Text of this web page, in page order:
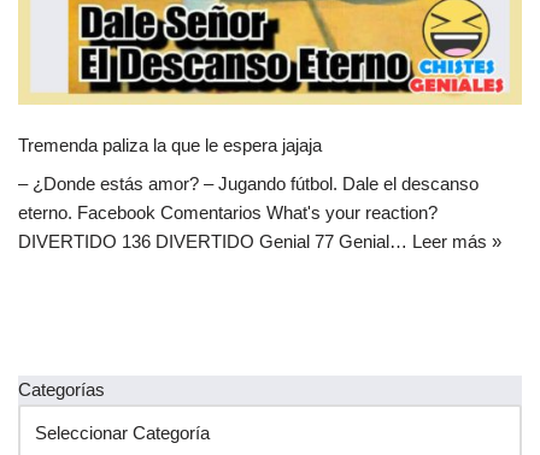
Tremenda paliza la que le espera jajaja
– ¿Donde estás amor? – Jugando fútbol. Dale el descanso
eterno. Facebook Comentarios What's your reaction?
DIVERTIDO 136 DIVERTIDO Genial 77 Genial… Leer más »
Categorías